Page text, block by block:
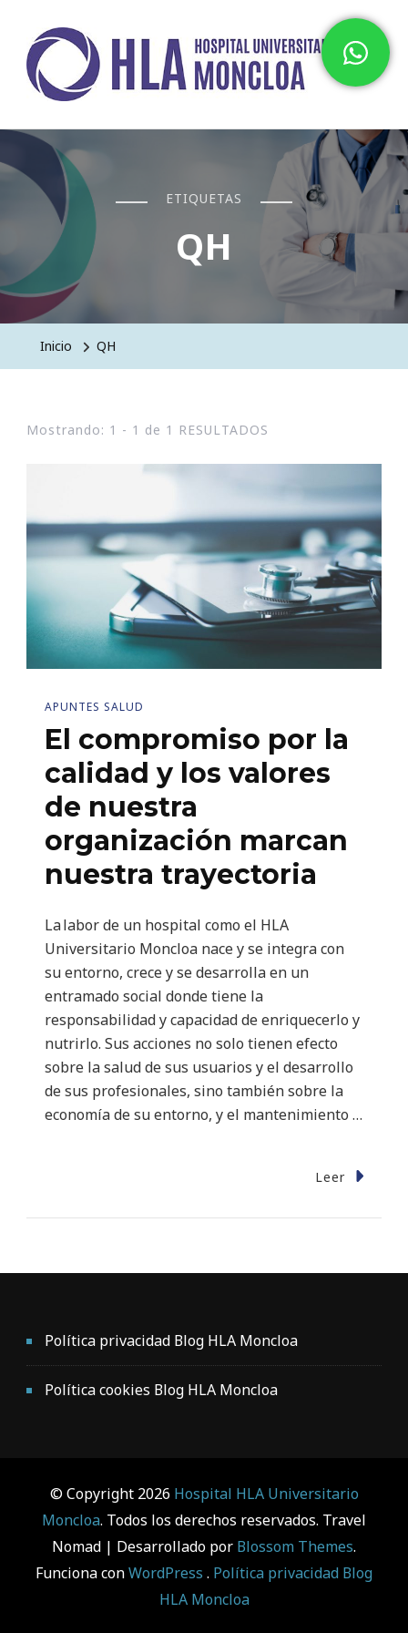
Hospital HLA Universitario
Moncloa
ETIQUETAS
QH
Inicio QH
Mostrando: 1 - 1 de 1 RESULTADOS
APUNTES SALUD
El compromiso por la
calidad y los valores
de nuestra
organización marcan
nuestra trayectoria
La labor de un hospital como el HLA
Universitario Moncloa nace y se integra con
su entorno, crece y se desarrolla en un
entramado social donde tiene la
responsabilidad y capacidad de enriquecerlo y
nutrirlo. Sus acciones no solo tienen efecto
sobre la salud de sus usuarios y el desarrollo
de sus profesionales, sino también sobre la
economía de su entorno, y el mantenimiento …
Leer
Política privacidad Blog HLA Moncloa
Política cookies Blog HLA Moncloa
© Copyright 2026 Hospital HLA Universitario
Moncloa. Todos los derechos reservados. Travel
Nomad | Desarrollado por Blossom Themes.
Funciona conWordPress . Política privacidad Blog
HLA Moncloa